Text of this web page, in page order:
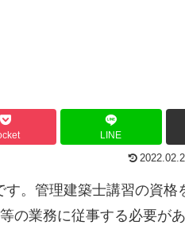
LINE
。管理建築士講習の資格
の業務に従事する必要があ